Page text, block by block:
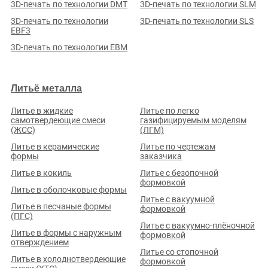
3D-печать по технологии DMT
3D-печать по технологии
EBF3
3D-печать по технологии EBM
3D-печать по технологии SLM
3D-печать по технологии SLS
Литьё металла
Литье в жидкие
самотвердеющие смеси
(ЖСС)
Литье в керамические
формы
Литье в кокиль
Литье в оболочковые формы
Литье в песчаные формы
(ПГС)
Литье в формы с наружным
отверждением
Литье в холоднотвердеющие
Литье по легко
газифицируемым моделям
(ЛГМ)
Литье по чертежам
заказчика
Литье с безопочной
формовкой
Литье с вакуумной
формовкой
Литье с вакуумно-плёночной
формовкой
Литье со стопочной
формовкой